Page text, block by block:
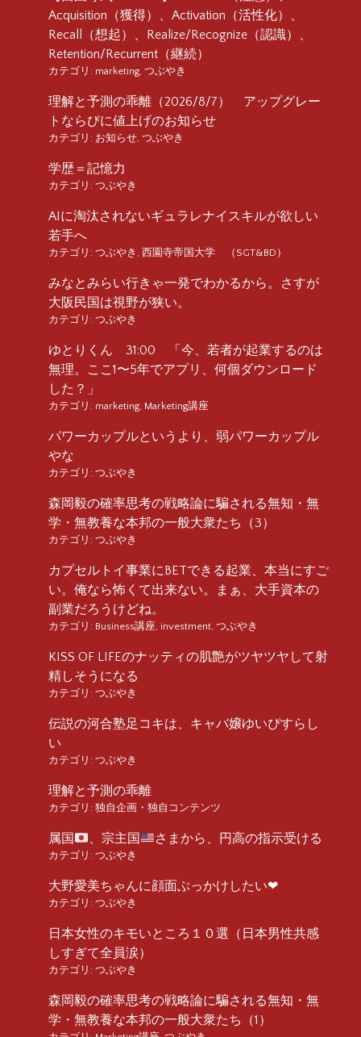
Acquisition（獲得）、Activation（活性化）、
Recall（想起）、Realize/Recognize（認識）、
Retention/Recurrent（継続）
カテゴリ: marketing, つぶやき
理解と予測の乖離（2026/8/7） アップグレー
トならびに値上げのお知らせ
カテゴリ: お知らせ, つぶやき
学歴＝記憶力
カテゴリ: つぶやき
AIに淘汰されないギュラレナイスキルが欲しい
若手へ
カテゴリ: つぶやき , 西園寺帝国大学 （SGT&BD）
みなとみらい行きゃ一発でわかるから。さすが
大阪民国は視野が狭い。
カテゴリ: つぶやき
ゆとりくん 31:00 「今、若者が起業するのは
無理。ここ1〜5年でアプリ、何個ダウンロード
した？」
カテゴリ: marketing, Marketing講座
パワーカップルというより、弱パワーカップル
やな
カテゴリ: つぶやき
森岡毅の確率思考の戦略論に騙される無知・無
学・無教養な本邦の一般大衆たち（3）
カテゴリ: つぶやき
カプセルトイ事業にBETできる起業、本当にすご
い。俺なら怖くて出来ない。まぁ、大手資本の
副業だろうけどね。
カテゴリ: Business講座, investment, つぶやき
KISS OF LIFEのナッティの肌艶がツヤツヤして射
精しそうになる
カテゴリ: つぶやき
伝説の河合塾足コキは、キャバ嬢ゆいぴすらし
い
カテゴリ: つぶやき
理解と予測の乖離
カテゴリ: 独自企画・独自コンテンツ
属国 、宗主国 さまから、円高の指示受ける
カテゴリ: つぶやき
大野愛美ちゃんに顔面ぶっかけしたい❤︎
カテゴリ: つぶやき
日本女性のキモいところ１０選（日本男性共感
しすぎて全員涙）
カテゴリ: つぶやき
森岡毅の確率思考の戦略論に騙される無知・無
学・無教養な本邦の一般大衆たち（1）